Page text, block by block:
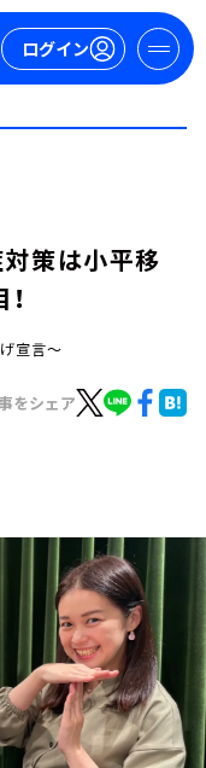
ログイン
対策は小平移
宣言～
をシェア